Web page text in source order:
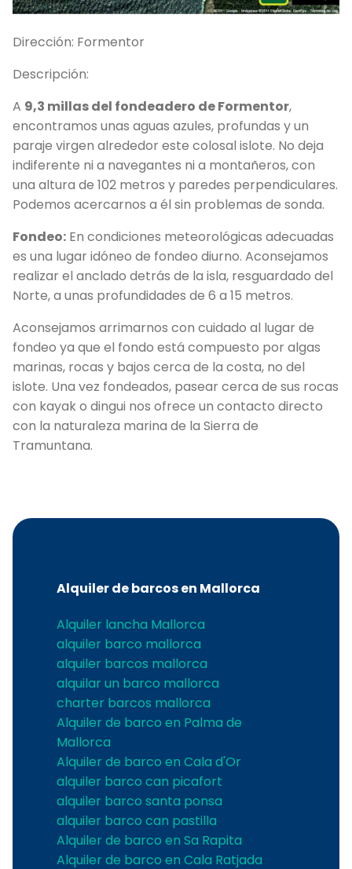
Dirección: Formentor
Descripción:
A 9,3 millas del fondeadero de Formentor,
encontramos unas aguas azules, profundas y un
paraje virgen alrededor este colosal islote. No deja
indiferente ni a navegantes ni a montañeros, con
una altura de 102 metros y paredes perpendiculares.
Podemos acercarnos a él sin problemas de sonda.
Fondeo: En condiciones meteorológicas adecuadas
es una lugar idóneo de fondeo diurno. Aconsejamos
realizar el anclado detrás de la isla, resguardado del
Norte, a unas profundidades de 6 a 15 metros.
Aconsejamos arrimarnos con cuidado al lugar de
fondeo ya que el fondo está compuesto por algas
marinas, rocas y bajos cerca de la costa, no del
islote. Una vez fondeados, pasear cerca de sus rocas
con kayak o dingui nos ofrece un contacto directo
con la naturaleza marina de la Sierra de
Tramuntana.
Alquiler de barcos en Mallorca
Alquiler lancha Mallorca
alquiler barco mallorca
alquiler barcos mallorca
alquilar un barco mallorca
charter barcos mallorca
Alquiler de barco en Palma de
Mallorca
Alquiler de barco en Cala d'Or
alquiler barco can picafort
alquiler barco santa ponsa
alquiler barco can pastilla
Alquiler de barco en Sa Rapita
Alquiler de barco en Cala Ratjada